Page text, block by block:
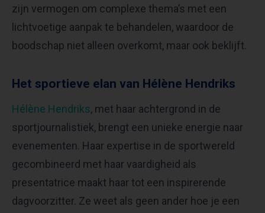
zijn vermogen om complexe thema’s met een
lichtvoetige aanpak te behandelen, waardoor de
boodschap niet alleen overkomt, maar ook beklijft.
Het sportieve elan van Hélène Hendriks
Hélène Hendriks, met haar achtergrond in de
sportjournalistiek, brengt een unieke energie naar
evenementen. Haar expertise in de sportwereld
gecombineerd met haar vaardigheid als
presentatrice maakt haar tot een inspirerende
dagvoorzitter. Ze weet als geen ander hoe je een